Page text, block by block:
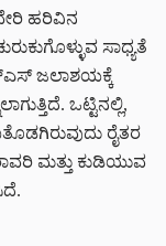
ಹರಿವಿನ
ಸಾಧ್ಯತೆ
ಜಲಾಶಯಕ್ಕೆ
ಒಟ್ಟಿನಲ್ಲಿ,
ರೈತರ
ಮತ್ತು ಕುಡಿಯುವ